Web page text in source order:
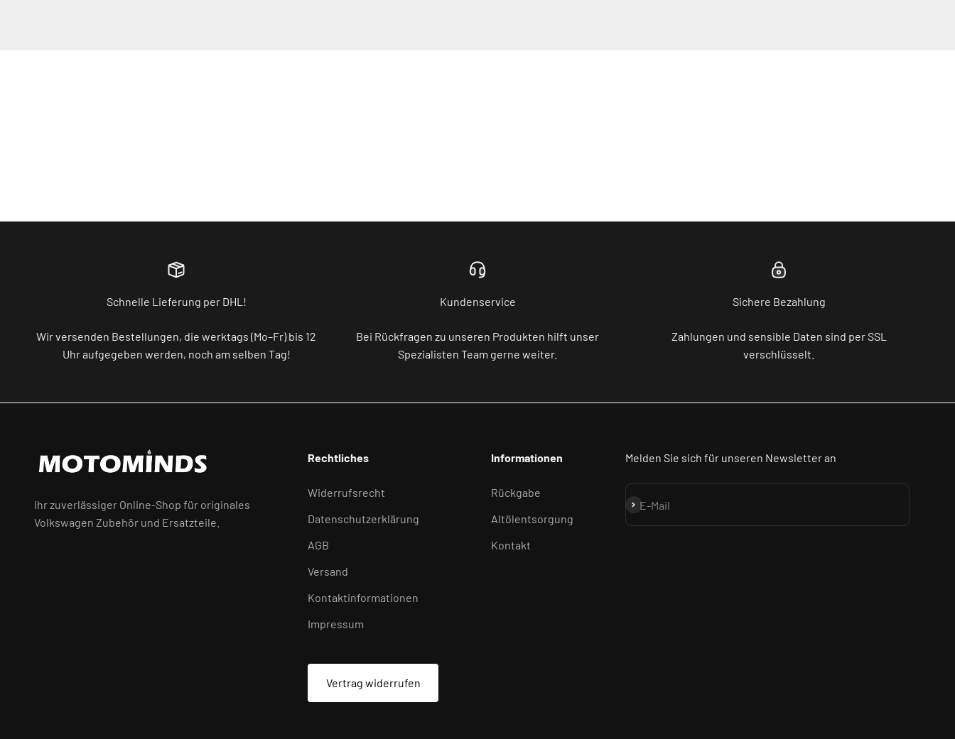
Schnelle Lieferung per DHL!
Wir versenden Bestellungen, die werktags (Mo–Fr) bis 12
Uhr aufgegeben werden, noch am selben Tag!
Kundenservice
Bei Rückfragen zu unseren Produkten hilft unser
Spezialisten Team gerne weiter.
Sichere Bezahlung
Zahlungen und sensible Daten sind per SSL
verschlüsselt.
Ihr zuverlässiger Online-Shop für originales
Volkswagen Zubehör und Ersatzteile.
Rechtliches
Widerrufsrecht
Datenschutzerklärung
AGB
Versand
Kontaktinformationen
Impressum
Vertrag widerrufen
Informationen
Rückgabe
Altölentsorgung
Kontakt
Melden Sie sich für unseren Newsletter an
E-Mail
Abonnieren